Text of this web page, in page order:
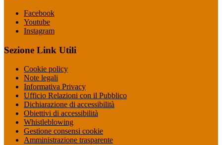
Facebook
Youtube
Instagram
Sezione Link Utili
Cookie policy
Note legali
Informativa Privacy
Ufficio Relazioni con il Pubblico
Dichiarazione di accessibilità
Obiettivi di accessibilità
Whistleblowing
Gestione consensi cookie
Amministrazione trasparente